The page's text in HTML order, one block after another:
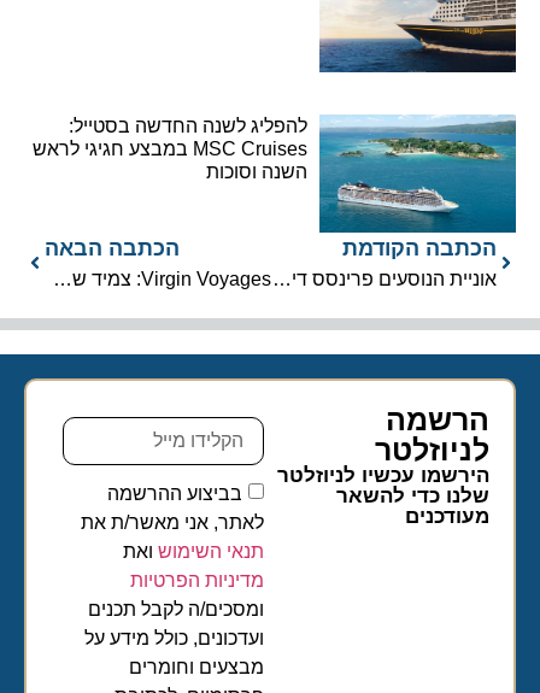
להפליג לשנה החדשה בסטייל:
MSC Cruises במבצע חגיגי לראש
השנה וסוכות
הכתבה הקודמת
אוניית הנוסעים פרינסס דיאמונד : עדכון אחרון
הכתבה הבאה
Virgin Voyages: צמיד שהוא שילוב של חוכמה וסגנון
הרשמה
לניוזלטר​
הירשמו עכשיו לניוזלטר
שלנו כדי להשאר
מעודכנים
בביצוע ההרשמה
לאתר, אני מאשר/ת את
תנאי השימושואת
מדיניות הפרטיות
ומסכים/ה לקבל תכנים
ועדכונים, כולל מידע על
מבצעים וחומרים